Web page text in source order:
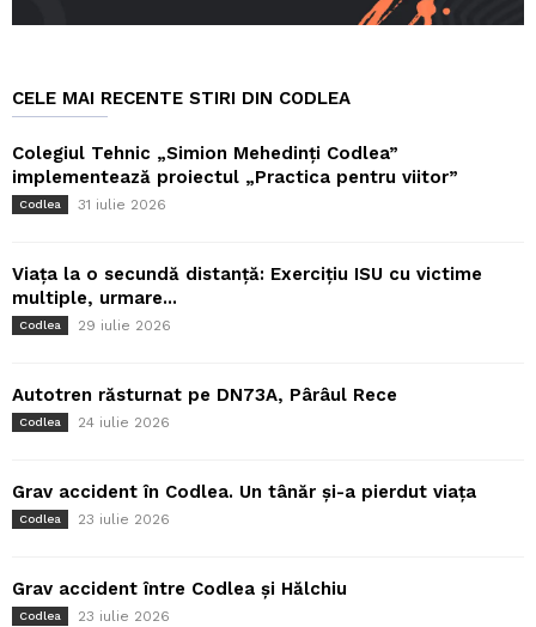
CELE MAI RECENTE STIRI DIN CODLEA
Colegiul Tehnic „Simion Mehedinți Codlea”
implementează proiectul „Practica pentru viitor”
Codlea 31 iulie 2026
Viața la o secundă distanță: Exercițiu ISU cu victime
multiple, urmare...
Codlea 29 iulie 2026
Autotren răsturnat pe DN73A, Pârâul Rece
Codlea 24 iulie 2026
Grav accident în Codlea. Un tânăr și-a pierdut viața
Codlea 23 iulie 2026
Grav accident între Codlea și Hălchiu
Codlea 23 iulie 2026